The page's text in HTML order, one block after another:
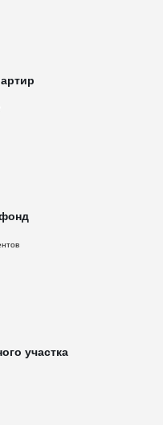
участка